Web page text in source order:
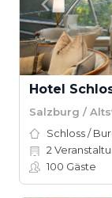
Hotel
Salzburg /
Schloss /
2
100 Gäste